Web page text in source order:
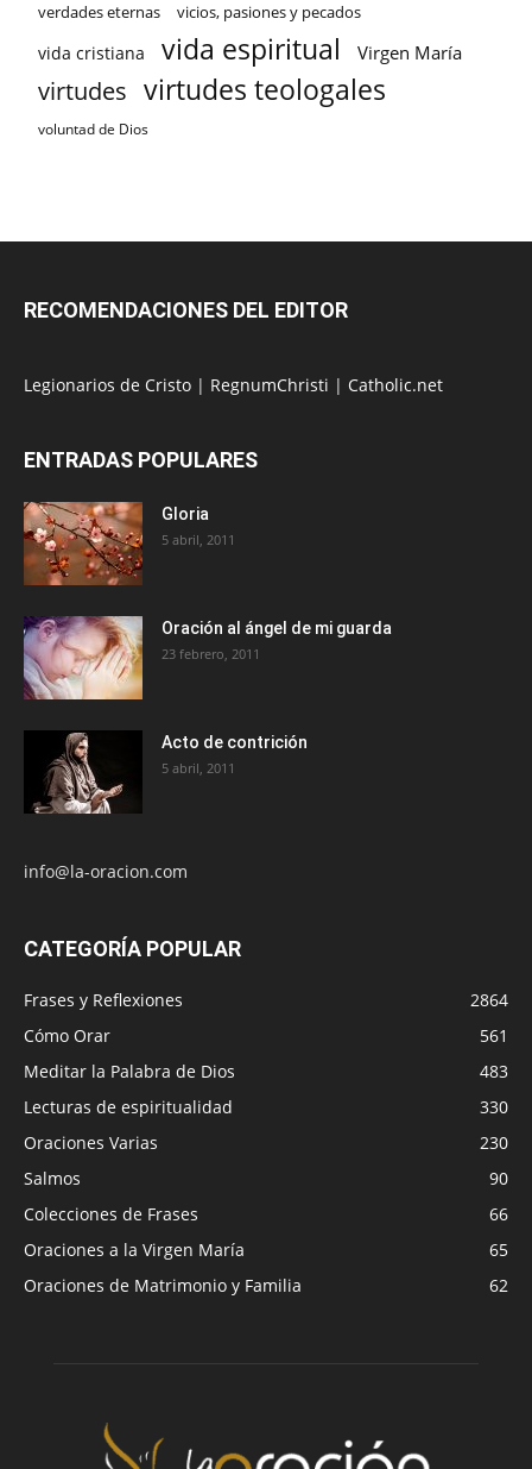
verdades eternas vicios, pasiones y pecados
vida cristiana vida espiritual Virgen María
virtudes virtudes teologales
voluntad de Dios
RECOMENDACIONES DEL EDITOR
Legionarios de Cristo | RegnumChristi | Catholic.net
ENTRADAS POPULARES
Gloria
5 abril, 2011
Oración al ángel de mi guarda
23 febrero, 2011
Acto de contrición
5 abril, 2011
info@la-oracion.com
CATEGORÍA POPULAR
Frases y Reflexiones
2864
Cómo Orar
561
Meditar la Palabra de Dios
483
Lecturas de espiritualidad
330
Oraciones Varias
230
Salmos
90
Colecciones de Frases
66
Oraciones a la Virgen María
65
Oraciones de Matrimonio y Familia
62